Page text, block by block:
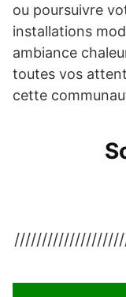
ou poursuivre
installations
ambiance
toutes vos
cette